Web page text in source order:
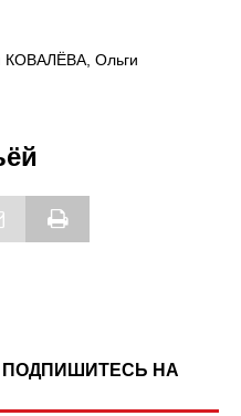
КОВАЛЁВА, Ольги
ПОДПИШИТЕСЬ НА